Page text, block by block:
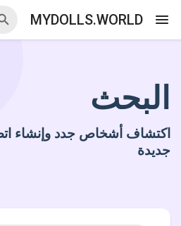
MYDOLLS.WORLD
اكتشف الاحداث
أحداثي
البحث
اكتشاف أشخاص جدد وإنشاء
جديدة